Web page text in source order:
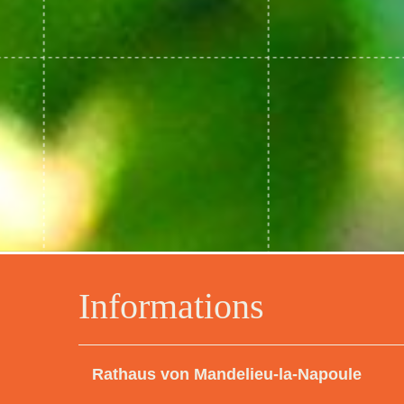
Informations
Rathaus von Mandelieu-la-Napoule